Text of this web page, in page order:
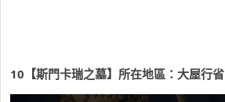
10 【斯門卡瑞之墓】所在地區：大屋行省